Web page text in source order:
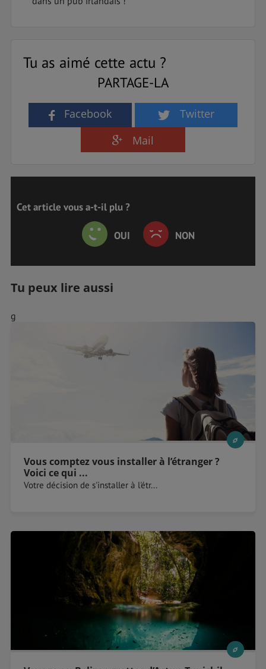
Tu as aimé cette actu ?
PARTAGE-LA
Facebook
Twitter
Mail
Cet article vous a-t-il plu ?
OUI NON
Tu peux lire aussi
g
Vous comptez vous installer à l’étranger ?
Voici ce qui ...
Votre décision de s'installer à l'étr...